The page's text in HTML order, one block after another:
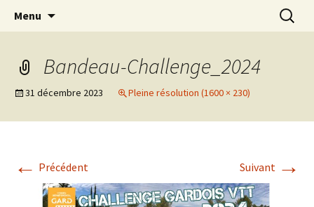
Challenge Gardois VTT
Le site pour tout savoir sur le Challenge VTT
du Gard
Menu
Bandeau-Challenge_2024
31 décembre 2023 Pleine résolution (1600 × 230)
← Précédent Suivant →